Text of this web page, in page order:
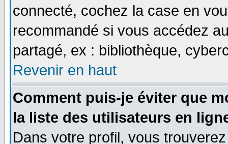
connecté, cochez la case en
recommandé si vous accédez
partagé, ex : bibliothèque,
Revenir en haut
Comment puis-je éviter que
la liste des utilisateurs en
Dans votre profil, vous